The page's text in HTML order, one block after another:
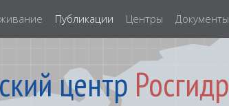
Публикации Центры Документы
центр